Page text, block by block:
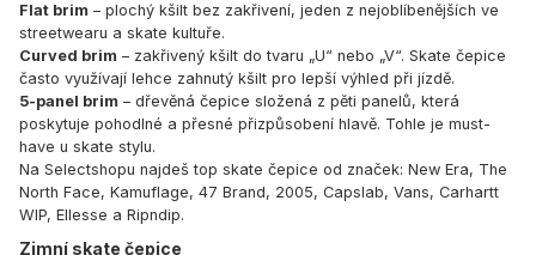
Flat brim – plochý kšilt bez zakřivení, jeden z nejoblíbenějších ve
streetwearu a skate kultuře.
Curved brim – zakřivený kšilt do tvaru „U“ nebo „V“. Skate čepice
často využívají lehce zahnutý kšilt pro lepší výhled při jízdě.
5-panel brim – dřevěná čepice složená z pěti panelů, která
poskytuje pohodlné a přesné přizpůsobení hlavě. Tohle je must-
have u skate stylu.
Na Selectshopu najdeš top skate čepice od značek: New Era, The
North Face, Kamuflage, 47 Brand, 2005, Capslab, Vans, Carhartt
WIP, Ellesse a Ripndip.
Zimní skate čepice